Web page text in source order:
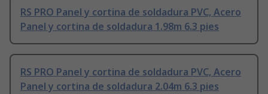
RS PRO Panel y cortina de soldadura PVC, Acero
Panel y cortina de soldadura 1.98m 6.3 pies
RS PRO Panel y cortina de soldadura PVC, Acero
Panel y cortina de soldadura 2.04m 6.3 pies